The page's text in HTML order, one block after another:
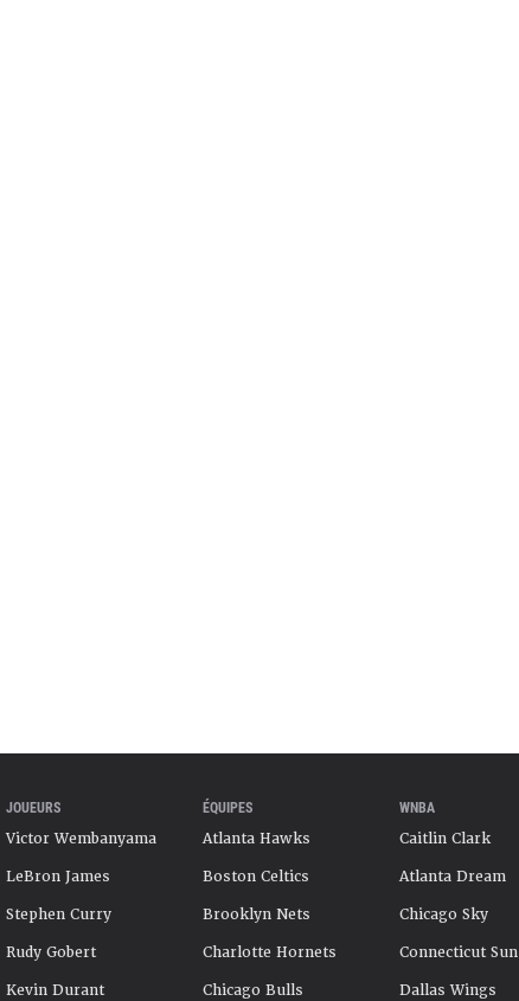
JOUEURS
Victor Wembanyama
LeBron James
Stephen Curry
Rudy Gobert
Kevin Durant
ÉQUIPES
Atlanta Hawks
Boston Celtics
Brooklyn Nets
Charlotte Hornets
Chicago Bulls
WNBA
Caitlin Clark
Atlanta Dream
Chicago Sky
Connecticut Sun
Dallas Wings